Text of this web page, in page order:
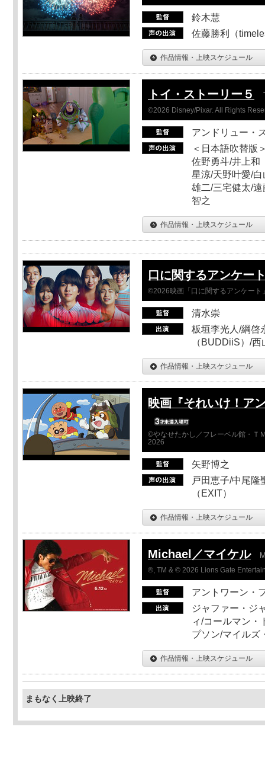
鈴木慧
佐藤勝利（
作品情報・上映スケジュール
トイ・ストーリー５
©2026 Disney/Pixar. All Rights
アンドリュー・
＜日本語吹替版
佐野勇斗/井上和
星涼/天野叶愛/
雄二/三宅健太/
智之
作品情報・上映スケジュール
口に関するアンケー
©2026映画「口に関するアンケート
清水崇
板垣李光人/綱啓
（BUDDiiS）/
作品情報・上映スケジュール
映画『それいけ！ア
©やなせたかし／フレーベル館・Ｔ
2026
矢野博之
戸田恵子/中尾隆
（EXIT）
作品情報・上映スケジュール
Michael／マイケル
®, TM & © 2026 Lions Gate
アントワーン・
ジャファー・ジ
ィ/コールマン・
プソン/マイルズ
作品情報・上映スケジュール
まもなく上映終了